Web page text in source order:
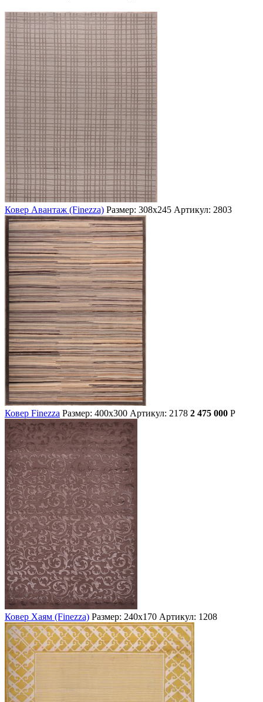
Ковер Авантаж (Finezza) Размер: 308х245 Артикул: 2803
Ковер Finezza Размер: 400х300 Артикул: 2178 2 475 000 Р
Ковер Хаям (Finezza) Размер: 240х170 Артикул: 1208